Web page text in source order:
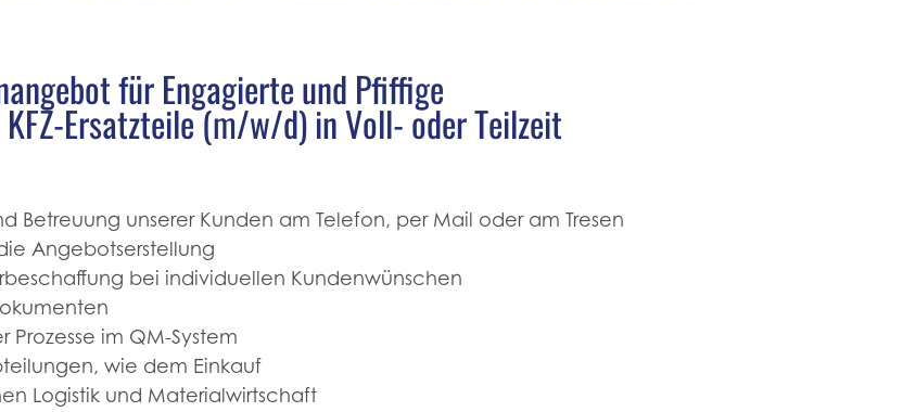
für Engagierte und Pfiffige
Ersatzteile (m/w/d) in Voll- oder Teilzeit
Betreuung unserer Kunden am Telefon, per Mail oder am Tresen
Angebotserstellung
bei individuellen Kundenwünschen
im QM-System
wie dem Einkauf
Logistik und Materialwirtschaft